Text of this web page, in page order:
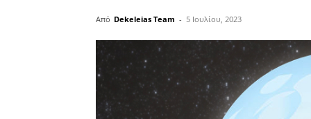
Από Dekeleias Team - 5 Ιουλίου, 2023